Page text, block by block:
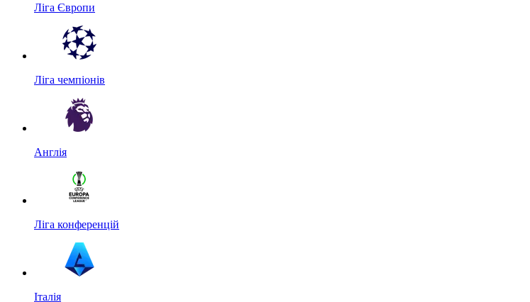
Ліга Європи
Ліга чемпіонів
Англія
Ліга конференцій
Італія